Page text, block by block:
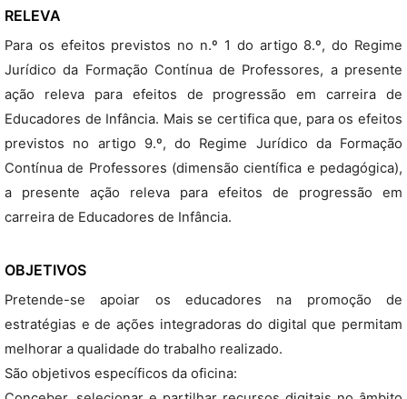
RELEVA
Para os efeitos previstos no n.º 1 do artigo 8.º, do Regime
Jurídico da Formação Contínua de Professores, a presente
ação releva para efeitos de progressão em carreira de
Educadores de Infância. Mais se certifica que, para os efeitos
previstos no artigo 9.º, do Regime Jurídico da Formação
Contínua de Professores (dimensão científica e pedagógica),
a presente ação releva para efeitos de progressão em
carreira de Educadores de Infância.
OBJETIVOS
Pretende-se apoiar os educadores na promoção de
estratégias e de ações integradoras do digital que permitam
melhorar a qualidade do trabalho realizado.
São objetivos específicos da oficina: